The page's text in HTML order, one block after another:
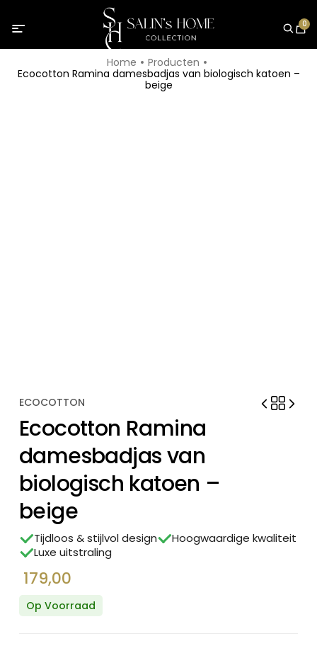
0
Home
Producten
Ecocotton Ramina damesbadjas van biologisch katoen –
beige
ECOCOTTON
Ecocotton Ramina
damesbadjas van
biologisch katoen –
beige
Tijdloos & stijlvol design
Hoogwaardige kwaliteit
Luxe uitstraling
179,00
Op Voorraad